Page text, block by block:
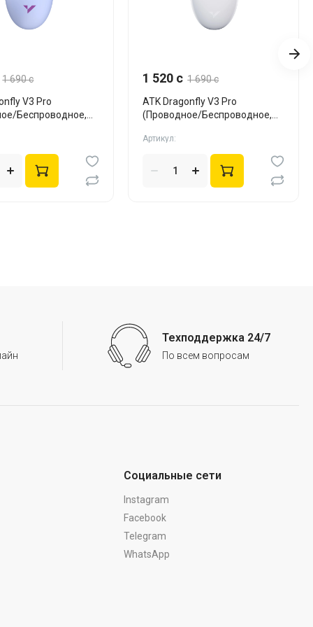
1 690 c
V3 Pro
Беспроводное,
1 520 c 1 690 c
ATK Dragonfly V3 Pro
(Проводное/Беспроводное,
Артикул:
Техподдержка 24/7
По всем вопросам
Социальные сети
Instagram
Facebook
Telegram
WhatsApp